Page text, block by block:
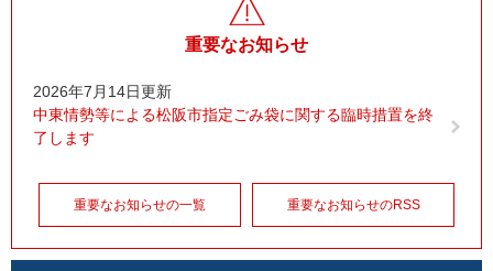
重要なお知らせ
2026年7月14日更新
中東情勢等による松阪市指定ごみ袋に関する臨時措置を終
了します
重要なお知らせの一覧 重要なお知らせのRSS